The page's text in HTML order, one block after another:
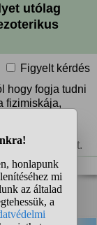
utólag
Figyelt kérdés
hogy fogja tudni
fizimiskája,
láss
Így ő lehet
a magyarázat.